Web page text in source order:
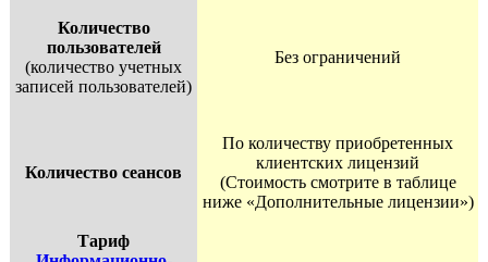
Количество
пользователей
(количество учетных
записей пользователей)
Без ограничений
Количество сеансов
По количеству приобретенных
клиентских лицензий
(Стоимость смотрите в таблице
ниже «Дополнительные лицензии»)
Тариф